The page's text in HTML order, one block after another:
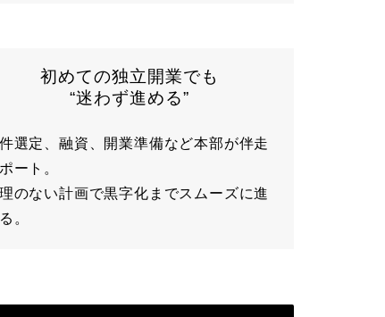
初めての独立開業でも
“迷わず進める”
選定、融資、開業準備など本部が伴走
ート。
のない計画で黒字化までスムーズに進
。